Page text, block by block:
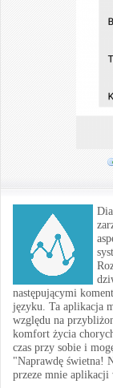
następującymi
języku. Ta aplikacja
względu na
komfort życia
czas przy sobie i
"Naprawdę świetna!
przeze mnie aplikacji